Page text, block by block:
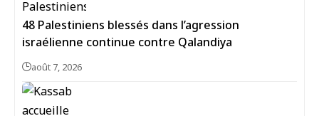
48 Palestiniens blessés dans l’agression
israélienne continue contre Qalandiya
août 7, 2026